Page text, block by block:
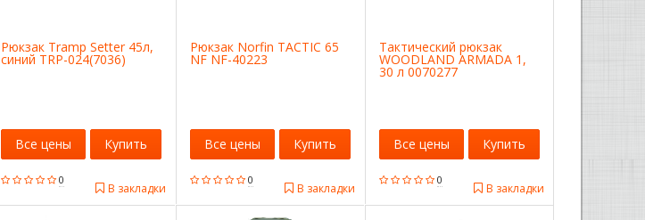
Рюкзак Tramp Setter 45л,
синий TRP-024(7036)
0
В закладки
Все цены Купить
Рюкзак Norfin TACTIC 65
NF NF-40223
0
В закладки
Все цены Купить
Тактический рюкзак
WOODLAND ARMADA 1,
30 л 0070277
0
В закладки
Все цены Купить